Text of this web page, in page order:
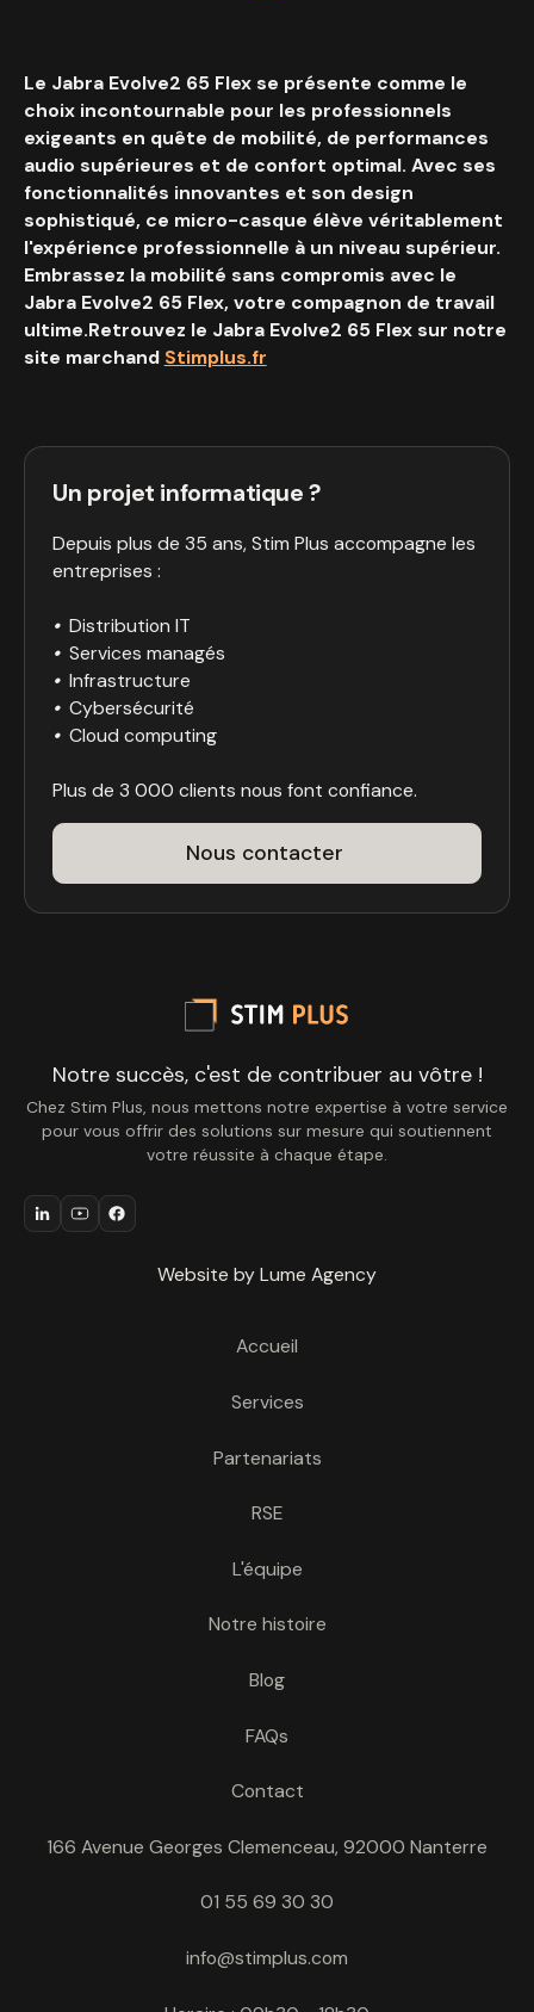
Le Jabra Evolve2 65 Flex se présente comme le
choix incontournable pour les professionnels
exigeants en quête de mobilité, de performances
audio supérieures et de confort optimal. Avec ses
fonctionnalités innovantes et son design
sophistiqué, ce micro-casque élève véritablement
l'expérience professionnelle à un niveau supérieur.
Embrassez la mobilité sans compromis avec le
Jabra Evolve2 65 Flex, votre compagnon de travail
ultime.Retrouvez le Jabra Evolve2 65 Flex sur notre
site marchand Stimplus.fr
Un projet informatique ?
Depuis plus de 35 ans, Stim Plus accompagne les
entreprises :
•Distribution IT
•Services managés
• Infrastructure
•Cybersécurité
•Cloud computing
Plus de 3 000 clients nous font confiance.
Nous contacter
Notre succès, c'est de contribuer au vôtre !
Chez Stim Plus, nous mettons notre expertise à votre service
pour vous offrir des solutions sur mesure qui soutiennent
votre réussite à chaque étape.
Website by Lume Agency
Accueil
Services
Partenariats
RSE
L'équipe
Notre histoire
Blog
FAQs
Contact
166 Avenue Georges Clemenceau, 92000 Nanterre
01 55 69 30 30
info@stimplus.com